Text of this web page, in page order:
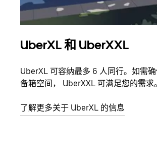
UberXL 和 UberXXL
UberXL 可容纳最多 6 人同行。如需
备箱空间， UberXXL 可满足您的需求。
了解更多关于 UberXL 的信息